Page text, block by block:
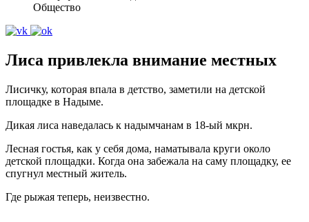
Общество
Лиса привлекла внимание местных
Лисичку, которая впала в детство, заметили на детской
площадке в Надыме.
Дикая лиса наведалась к надымчанам в 18-ый мкрн.
Лесная гостья, как у себя дома, наматывала круги около
детской площадки. Когда она забежала на саму площадку, ее
спугнул местный житель.
Где рыжая теперь, неизвестно.